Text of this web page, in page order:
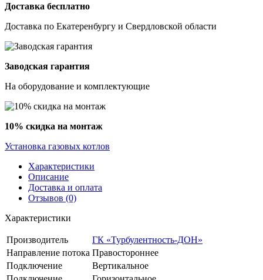
Доставка бесплатно
Доставка по Екатеренбургу и Свердловской области
Заводская гарантия
На оборудование и комплектующие
10% скидка на монтаж
Установка газовых котлов
Характеристики
Описание
Доставка и оплата
Отзывов (0)
Характеристики
Производитель
ГК «Турбулентность-ДОН»
Направление потока Правостороннее
Подключение
Вертикальное